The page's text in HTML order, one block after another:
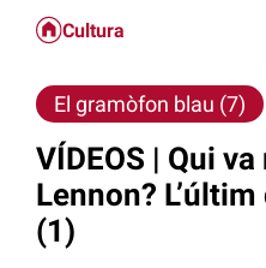
Cultura
El gramòfon blau (7)
VÍDEOS | Qui
Lennon?
(1)